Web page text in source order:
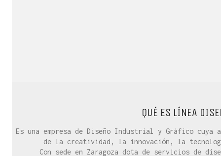
QUÉ ES LÍNEA
Es una empresa de Diseño Industrial y Gráfico
de la creatividad, la innovación, la
Con sede en Zaragoza dota de servicios de